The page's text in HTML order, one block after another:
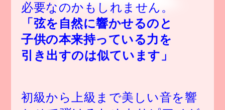
必要なのかもしれません。
「弦を自然に響かせるのと
子供の本来持っている力を
引き出すのは似ています」
初級から上級まで美しい音を響